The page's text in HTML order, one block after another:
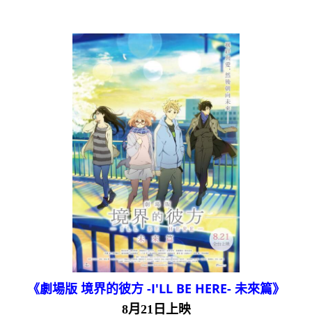
《劇場版 境界的彼方 -I'LL BE HERE- 未來篇》
8月21日上映